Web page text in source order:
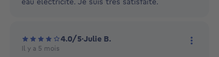
4.0/5·Julie B.
Il y a 5 mois